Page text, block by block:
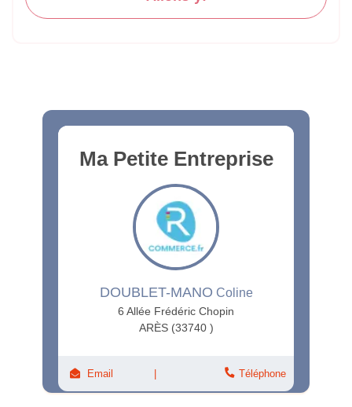
Ma Petite Entreprise
DOUBLET-MANO Coline
6 Allée Frédéric Chopin
ARÈS (33740 )
Email Téléphone